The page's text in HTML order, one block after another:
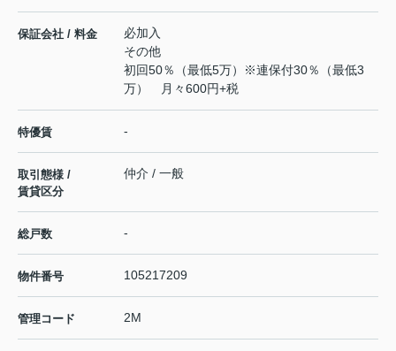
保証会社 / 料金
必加入
その他
初回50％（最低5万）※連保付30％（最低3
万） 月々600円+税
特優賃 -
取引態様 /
賃貸区分
仲介 / 一般
総戸数 -
物件番号 105217209
管理コード 2M